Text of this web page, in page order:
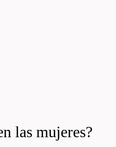
las mujeres?